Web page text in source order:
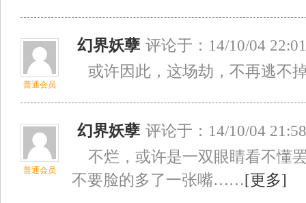
普通会员
幻界妖孽 评论于：14/10/04 22:01
或许因此，这场劫，不再逃
普通会员
幻界妖孽 评论于：14/10/04 21:58
不烂，或许是一双眼睛看不
不要脸的多了一张嘴……[更多]